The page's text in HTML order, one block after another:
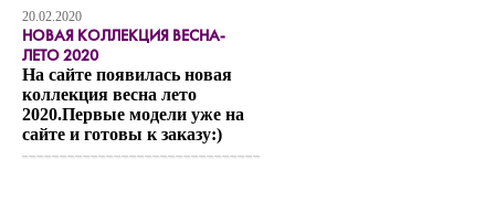
20.02.2020
НОВАЯ КОЛЛЕКЦИЯ ВЕСНА-
ЛЕТО 2020
На сайте появилась новая
коллекция весна лето
2020.Первые модели уже на
сайте и готовы к заказу:)